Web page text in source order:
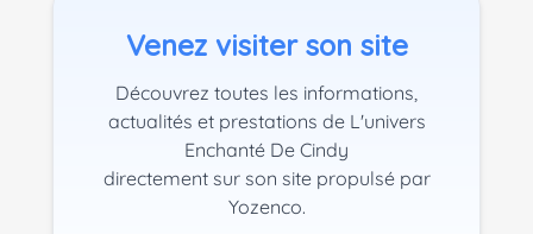
Venez visiter son site
Découvrez toutes les informations,
actualités et prestations de L'univers
Enchanté De Cindy
directement sur son site propulsé par
Yozenco.